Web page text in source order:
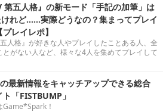
第五人格』の新モード「手記の加筆」は
れど……実際どうなの？集まってプレイ
レイレポ】
人格』が好きな人やプレイしたことある人、全
とがない人など、様々な4人を集めてプレイして
最新情報をキャッチアップできる総合
「FISTBUMP」
Game*Spark！